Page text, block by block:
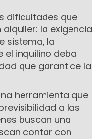
dificultades que
la exigencia
sistema, la
el inquilino deba
que garantice la
herramienta que
a las
buscan una
contar con